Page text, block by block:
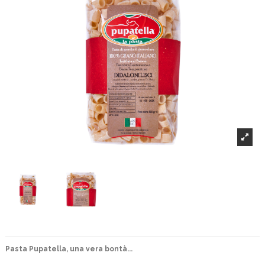
Pasta Pupatella, una vera bontà...